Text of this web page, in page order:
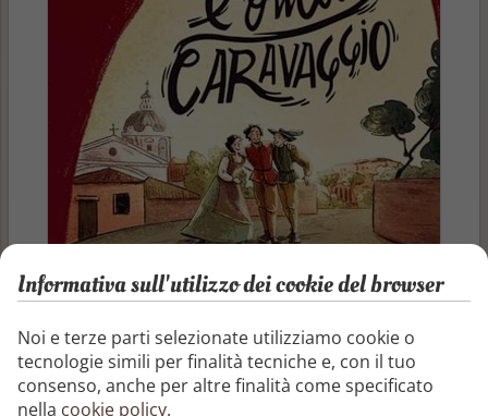
Autore
Giulio Antonio Gualtieri
Pubblicazione
Informativa sull'utilizzo dei cookie del browser
Noi e terze parti selezionate utilizziamo cookie o
tecnologie simili per finalità tecniche e, con il tuo
consenso, anche per altre finalità come specificato
nella cookie policy.